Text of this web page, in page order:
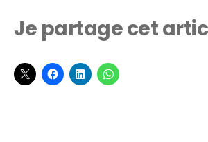
Je partage cet